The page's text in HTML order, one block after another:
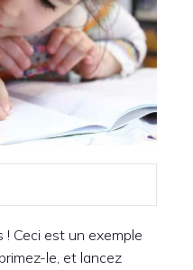
Ceci est un exemple
le, et lancez